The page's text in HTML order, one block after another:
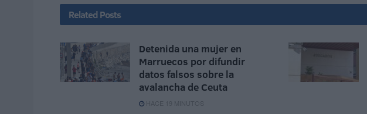
Related Posts
Detenida una mujer en
Marruecos por difundir
datos falsos sobre la
avalancha de Ceuta
HACE 19 MINUTOS